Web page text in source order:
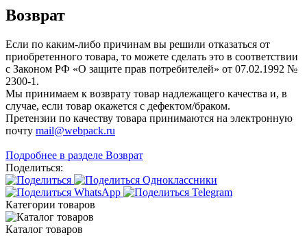
Возврат
Если по каким-либо причинам вы решили отказаться от
приобретенного товара, то можете сделать это в соответствии
с Законом РФ «О защите прав потребителей» от 07.02.1992 №
2300-1.
Мы принимаем к возврату товар надлежащего качества и, в
случае, если товар окажется с дефектом/браком.
Претензии по качеству товара принимаются на электронную
почту mail@webpack.ru
Подробнее в разделе Возврат
Поделиться:
Категории товаров
Каталог товаров